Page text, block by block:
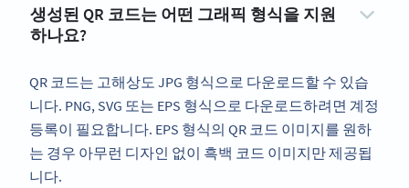
생성된 QR 코드는 어떤 그래픽 형식을 지원
하나요?
QR 코드는 고해상도 JPG 형식으로 다운로드할 수 있습
니다. PNG, SVG 또는 EPS 형식으로 다운로드하려면 계정
등록이 필요합니다. EPS 형식의 QR 코드 이미지를 원하
는 경우 아무런 디자인 없이 흑백 코드 이미지만 제공됩
니다.